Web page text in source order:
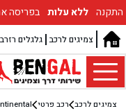
התקנה ללא עלות בפריסה
גלגלים צמיגים לרכב
צמיגים לרכב רכב פרטי